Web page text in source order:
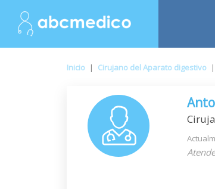
Inicio | Cirujano del Aparato digestivo |